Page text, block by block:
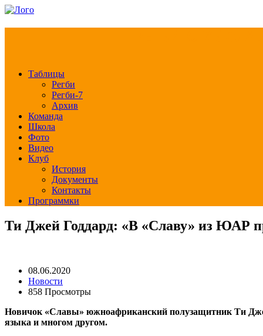
Таблицы
Регби
Регби-7
Архив
Команда
Школа
Фото
Видео
Клуб
История
Документы
Контакты
Программки
Ти Джей Годдард: «В «Славу» из ЮАР
08.06.2020
Новости
858 Просмотры
Новичок «Славы» южноафриканский полузащитник Ти Джей
языка и многом другом.